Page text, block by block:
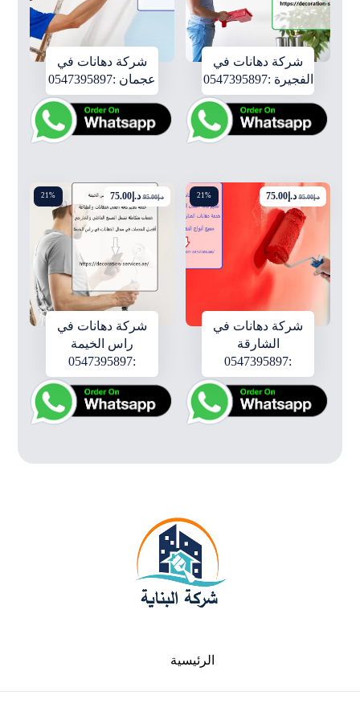
شركة دهانات في
الفجيرة :0547395897
شركة دهانات في
عجمان :0547395897
21%
شركة دهانات في
الشارقة
:0547395897
د.إ95.00 د.إ75.00
21%
شركة دهانات في
راس الخيمة
:0547395897
د.إ95.00 د.إ75.00
الرئيسية